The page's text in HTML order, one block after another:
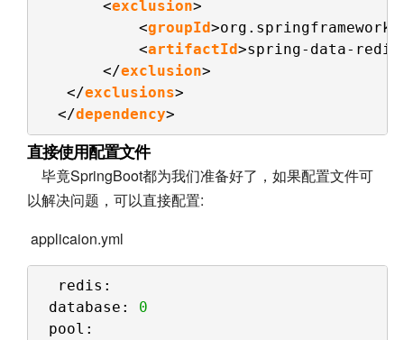
<exclusion>
<groupId
<artifactId>spring-data-
</exclusion>
</exclusions>
</dependency>
直接使用配置文件
毕竟SpringBoot都为我们准备好了，如果配置文件可
以解决问题，可以直接配置:
applicaion.yml
redis:
database: 0
pool: